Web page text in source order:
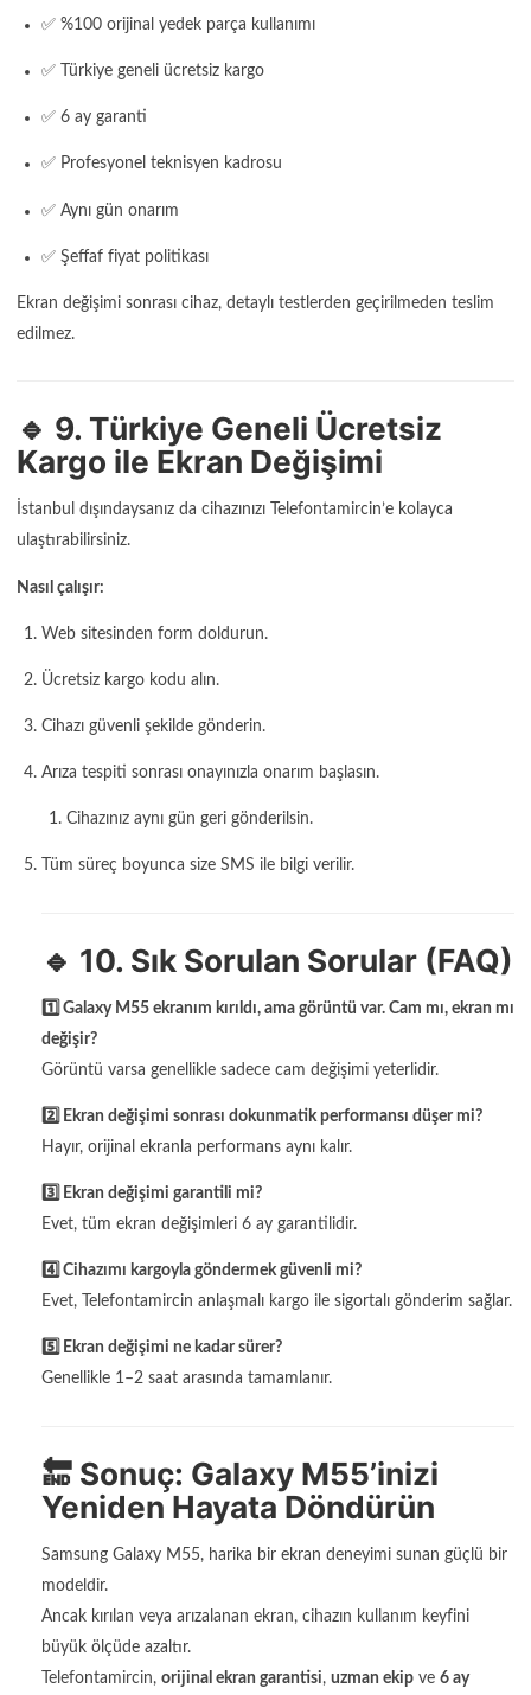
✅ %100 orijinal yedek parça kullanımı
✅ Türkiye geneli ücretsiz kargo
✅ 6 ay garanti
✅ Profesyonel teknisyen kadrosu
✅ Aynı gün onarım
✅ Şeffaf fiyat politikası
Ekran değişimi sonrası cihaz, detaylı testlerden geçirilmeden teslim
edilmez.
🔹 9. Türkiye Geneli Ücretsiz
Kargo ile Ekran Değişimi
İstanbul dışındaysanız da cihazınızı Telefontamircin’e kolayca
ulaştırabilirsiniz.
Nasıl çalışır:
Web sitesinden form doldurun.
Ücretsiz kargo kodu alın.
Cihazı güvenli şekilde gönderin.
Arıza tespiti sonrası onayınızla onarım başlasın.
Cihazınız aynı gün geri gönderilsin.
Tüm süreç boyunca size SMS ile bilgi verilir.
🔹 10. Sık Sorulan Sorular (FAQ)
1️⃣ Galaxy M55 ekranım kırıldı, ama görüntü var. Cam mı, ekran mı
değişir?
Görüntü varsa genellikle sadece cam değişimi yeterlidir.
2️⃣ Ekran değişimi sonrası dokunmatik performansı düşer mi?
Hayır, orijinal ekranla performans aynı kalır.
3️⃣ Ekran değişimi garantili mi?
Evet, tüm ekran değişimleri 6 ay garantilidir.
4️⃣ Cihazımı kargoyla göndermek güvenli mi?
Evet, Telefontamircin anlaşmalı kargo ile sigortalı gönderim sağlar.
5️⃣ Ekran değişimi ne kadar sürer?
Genellikle 1–2 saat arasında tamamlanır.
🔚 Sonuç: Galaxy M55’inizi
Yeniden Hayata Döndürün
Samsung Galaxy M55, harika bir ekran deneyimi sunan güçlü bir
modeldir.
Ancak kırılan veya arızalanan ekran, cihazın kullanım keyfini
büyük ölçüde azaltır.
Telefontamircin, orijinal ekran garantisi, uzman ekip ve 6 ay